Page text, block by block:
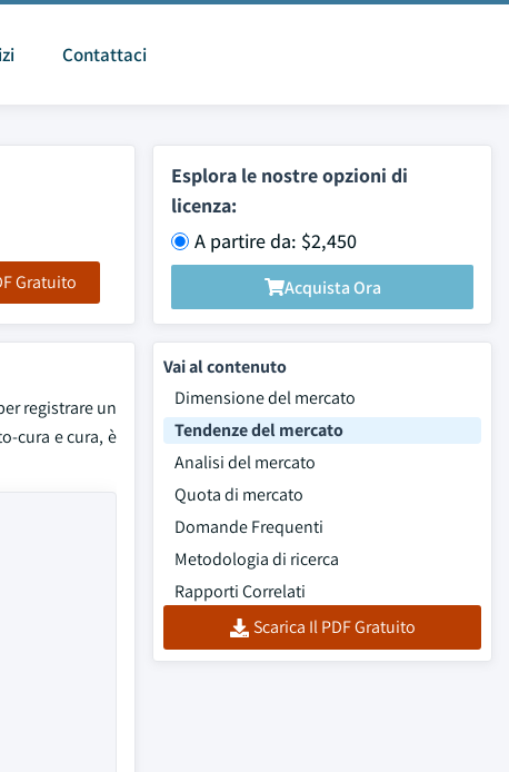
Contattaci
Gratuito
Esplora le nostre opzioni di
licenza:
A partire da: $2,450
Acquista Ora
registrare un
cura e cura, è
Vai al contenuto
Dimensione del mercato
Tendenze del mercato
Analisi del mercato
Quota di mercato
Domande Frequenti
Metodologia di ricerca
Rapporti Correlati
Scarica Il PDF Gratuito